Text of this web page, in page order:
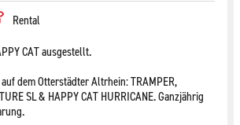
Rental
CAT ausgestellt.
dem Otterstädter Altrhein: TRAMPER,
SL & HAPPY CAT HURRICANE. Ganzjährig